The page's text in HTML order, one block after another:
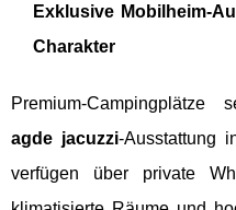
Exklusive Mobilheim-
Charakter
Premium-
agde jacuzzi-Ausstattung
verfügen über private